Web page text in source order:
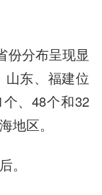
份分布呈现显
山东、福建位
、48个和32
地区。
。